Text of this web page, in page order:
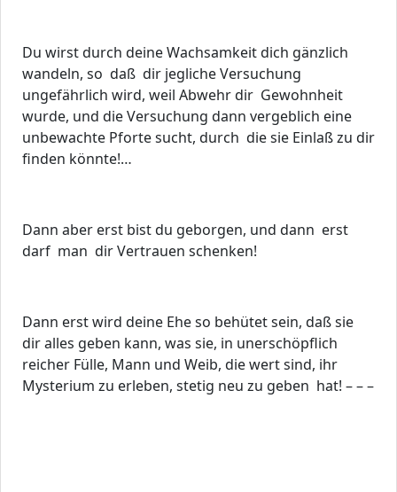
Du wirst durch deine Wachsamkeit dich gänzlich
wandeln, so daß dir jegliche Versuchung
ungefährlich wird, weil Abwehr dir Gewohnheit
wurde, und die Versuchung dann vergeblich eine
unbewachte Pforte sucht, durch die sie Einlaß zu dir
finden könnte!…
Dann aber erst bist du geborgen, und dann erst
darf man dir Vertrauen schenken!
Dann erst wird deine Ehe so behütet sein, daß sie
dir alles geben kann, was sie, in unerschöpflich
reicher Fülle, Mann und Weib, die wert sind, ihr
Mysterium zu erleben, stetig neu zu geben hat! – – –